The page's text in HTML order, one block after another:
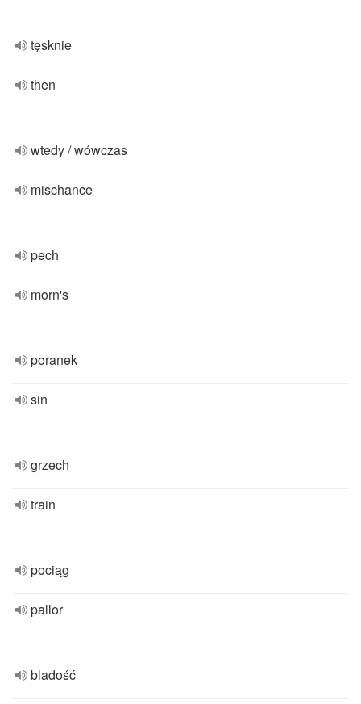
tęsknie
then
wtedy / wówczas
mischance
pech
morn's
poranek
sin
grzech
train
pociąg
pallor
bladość